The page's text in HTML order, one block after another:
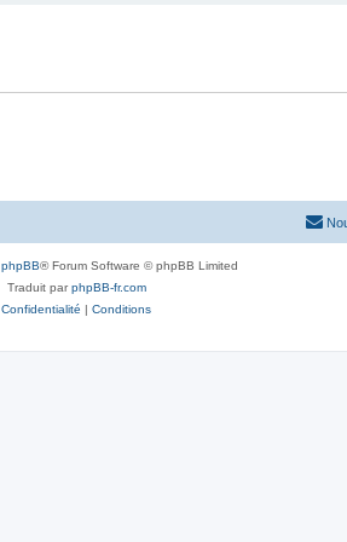
phpBB® Forum Software © phpBB Limited
Traduit parphpBB-fr.com
Confidentialité | Conditions